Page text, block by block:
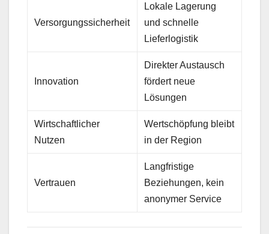
Versorgungssicherheit
Lokale Lagerung
und schnelle
Lieferlogistik
Innovation
Direkter Austausch
fördert neue
Lösungen
Wirtschaftlicher
Nutzen
Wertschöpfung bleibt
in der Region
Vertrauen
Langfristige
Beziehungen, kein
anonymer Service